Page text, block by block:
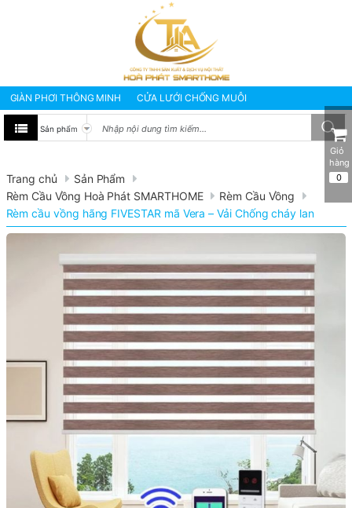
GIÀN PHƠI THÔNG MINH
CỬA LƯỚI CHỐNG MUỖI
BẠT CHE NẮNG MƯA
TƯ VẤN - SỬA CHỮA
GIÀN PHƠI THÔNG MINH HÒA PHÁT
GIÀN PHƠI THÔNG MINH NHẬP KHẨU HÀN QUỐC
Giàn Phơi Gắn Tường
Trang chủ
Sản Phẩm
Rèm Cầu Vồng Hoà Phát SMARTHOME
Rèm Cầu Vồng
Rèm cầu vồng hãng FIVESTAR mã Vera – Vải Chống cháy lan
Giỏ
hàng
0